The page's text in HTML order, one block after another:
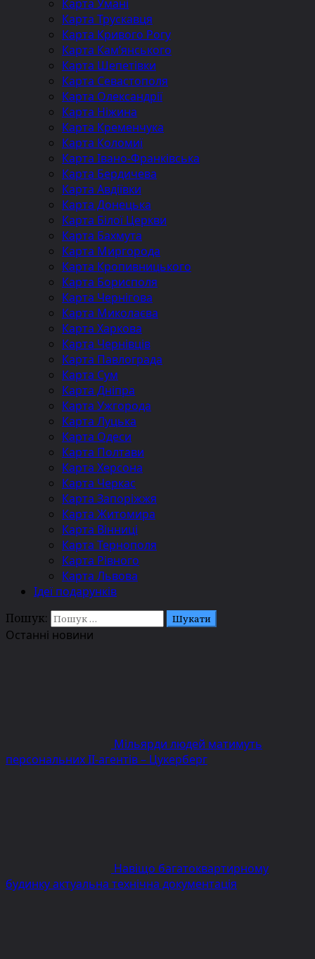
Карта Умані
Карта Трускавця
Карта Кривого Рогу
Карта Кам’янського
Карта Шепетівки
Карта Севастополя
Карта Олександрії
Карта Ніжина
Карта Кременчука
Карта Коломиї
Карта Івано-Франківська
Карта Бердичева
Карта Авдіївки
Карта Донецька
Карта Білої Церкви
Карта Бахмута
Карта Миргорода
Карта Кропивницького
Карта Борисполя
Карта Чернігова
Карта Миколаєва
Карта Харкова
Карта Чернівців
Карта Павлограда
Карта Сум
Карта Дніпра
Карта Ужгорода
Карта Луцька
Карта Одеси
Карта Полтави
Карта Херсона
Карта Черкас
Карта Запоріжжя
Карта Житомира
Карта Вінниці
Карта Тернополя
Карта Рівного
Карта Львова
Ідеї подарунків
Пошук:
Останні новини
Мільярди людей матимуть
персональних ІІ-агентів – Цукерберг
Навіщо багатоквартирному
будинку актуальна технічна документація